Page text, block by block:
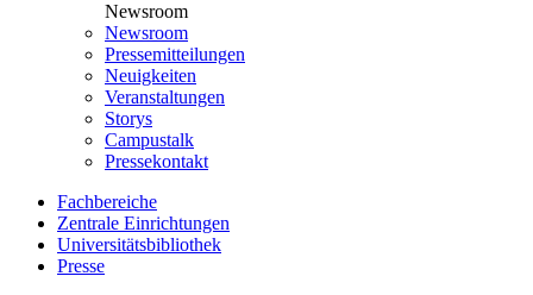
Newsroom
Newsroom
Pressemitteilungen
Neuigkeiten
Veranstaltungen
Storys
Campustalk
Pressekontakt
Fachbereiche
Zentrale Einrichtungen
Universitätsbibliothek
Presse